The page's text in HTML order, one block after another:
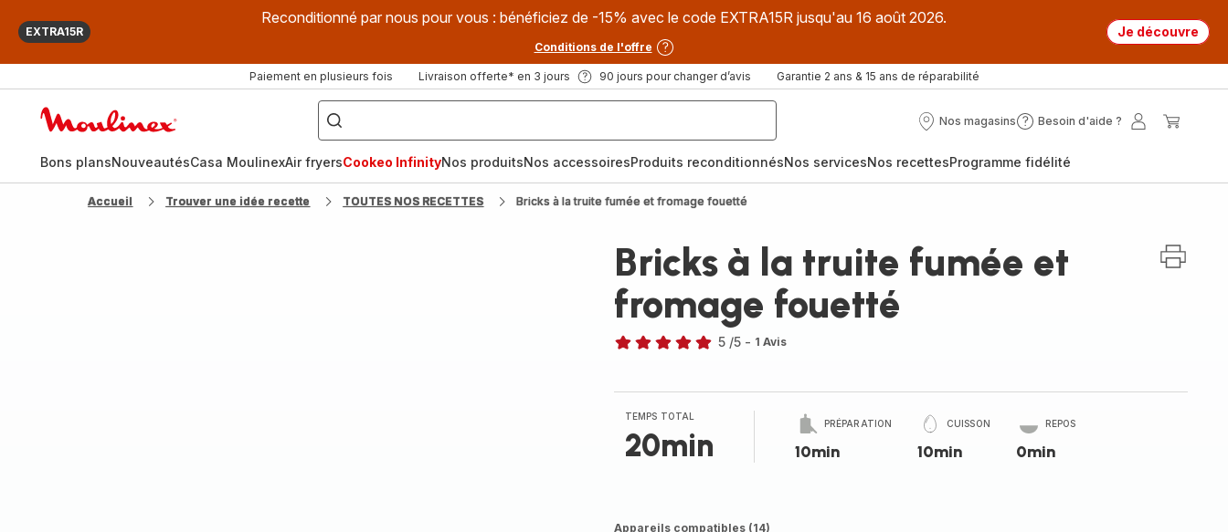
EXTRA15R
Reconditionné par nous pour vous : bénéficiez de -15% avec le code EXTRA15R jusqu'au 16 août 2026.
Conditions de l'offre
Je découvre
Paiement en plusieurs fois Livraison offerte* en 3 jours 90 jours pour changer d’avis Garantie 2 ans & 15 ans de réparabilité
["Que
recherchez-
vous
?",
fryer",
"Companion"]
Nos magasins
Nos
Besoin d'aide ?
Besoin
?
Mon
Bons plansNouveautésCasa MoulinexAir fryersCookeo InfinityNos produitsNos accessoiresProduits reconditionnésNos servicesNos recettesProgramme fidélité
Accueil Trouver une idée recette TOUTES NOS RECETTES Bricks à la truite fumée et fromage fouetté
Bricks à la truite fumée et
fromage fouetté
étoiles
(moyenne)
5 /5 - 1 Avis
TEMPS TOTAL
20min
PRÉPARATION
10min
CUISSON
10min
REPOS
0min
Appareils compatibles (14)